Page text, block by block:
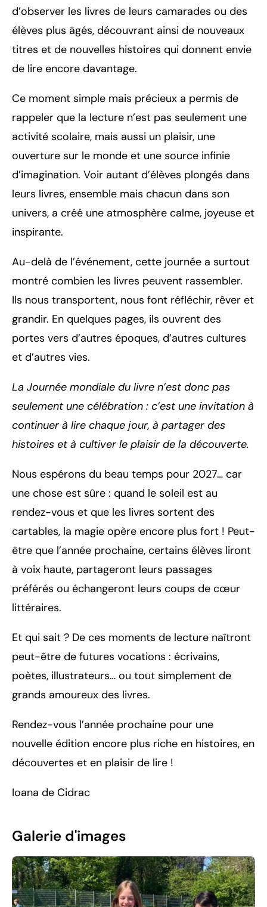
d’observer les livres de leurs camarades ou des
élèves plus âgés, découvrant ainsi de nouveaux
titres et de nouvelles histoires qui donnent envie
de lire encore davantage.
Ce moment simple mais précieux a permis de
rappeler que la lecture n’est pas seulement une
activité scolaire, mais aussi un plaisir, une
ouverture sur le monde et une source infinie
d’imagination. Voir autant d’élèves plongés dans
leurs livres, ensemble mais chacun dans son
univers, a créé une atmosphère calme, joyeuse et
inspirante.
Au-delà de l’événement, cette journée a surtout
montré combien les livres peuvent rassembler.
Ils nous transportent, nous font réfléchir, rêver et
grandir. En quelques pages, ils ouvrent des
portes vers d’autres époques, d’autres cultures
et d’autres vies.
La Journée mondiale du livre n’est donc pas
seulement une célébration : c’est une invitation à
continuer à lire chaque jour, à partager des
histoires et à cultiver le plaisir de la découverte.
Nous espérons du beau temps pour 2027… car
une chose est sûre : quand le soleil est au
rendez-vous et que les livres sortent des
cartables, la magie opère encore plus fort ! Peut-
être que l’année prochaine, certains élèves liront
à voix haute, partageront leurs passages
préférés ou échangeront leurs coups de cœur
littéraires.
Et qui sait ? De ces moments de lecture naîtront
peut-être de futures vocations : écrivains,
poètes, illustrateurs… ou tout simplement de
grands amoureux des livres.
Rendez-vous l’année prochaine pour une
nouvelle édition encore plus riche en histoires, en
découvertes et en plaisir de lire !
Ioana de Cidrac
Galerie d'images